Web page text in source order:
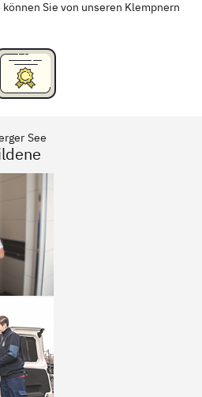
Sie von unseren Klempnern
See